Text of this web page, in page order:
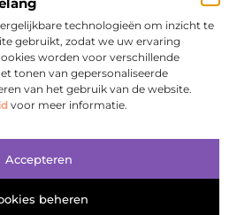
technologieën om inzicht te
gebruikt, zodat we uw ervaring
worden voor verschillende
tonen van gepersonaliseerde
van het gebruik van de website.
voor meer informatie.
Accepteren
beheren
Partners Over ons
Website index Cookiebeleid (EU)
zo bouw je aan online inkomsten